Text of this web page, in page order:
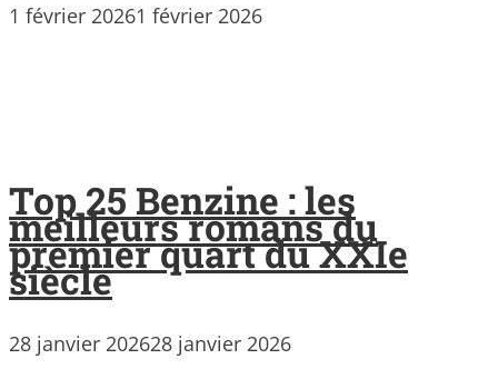
1 février 20261 février 2026
Top 25 Benzine : les
meilleurs romans du
premier quart du XXIe
siècle
28 janvier 202628 janvier 2026